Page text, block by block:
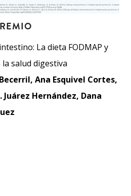
La dieta FODMAP y
salud digestiva
Ana Esquivel Cortes,
Juárez Hernández, Dana